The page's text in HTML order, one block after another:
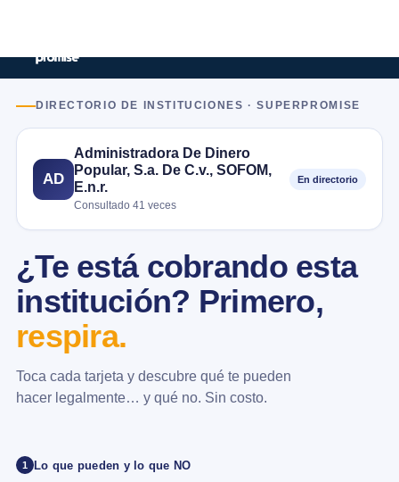
DIRECTORIO DE INSTITUCIONES · SUPERPROMISE
AD
Administradora De Dinero
Popular, S.a. De C.v., SOFOM,
E.n.r.
Consultado 41 veces
En directorio
¿Te está cobrando esta
institución? Primero,
respira.
Toca cada tarjeta y descubre qué te pueden
hacer legalmente… y qué no. Sin costo.
1 Lo que pueden y lo que NO